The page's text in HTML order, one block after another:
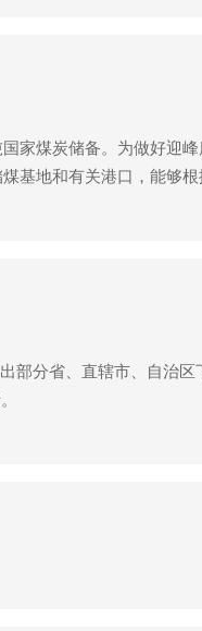
家煤炭储备。为做好迎
基地和有关港口，能够
部分省、直辖市、自治